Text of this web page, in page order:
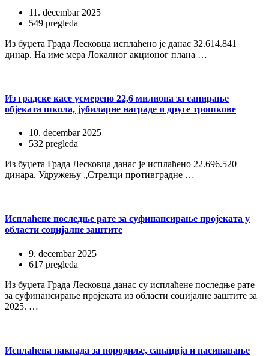
11. decembar 2025
549 pregleda
Из буџета Града Лесковца исплаћено је данас 32.614.841
динар. На име мера Локалног акционог плана …
Из градске касе усмерено 22,6 милиона за санирање
објеката школа, јубиларне награде и друге трошкове
10. decembar 2025
532 pregleda
Из буџета Града Лесковца данас је исплаћено 22.696.520
динара. Удружењу „Стрелци противградне …
Исплаћене последње рате за суфинансирање пројеката у
области социјалне заштите
9. decembar 2025
617 pregleda
Из буџета Града Лесковца данас су исплаћене последње рате
за суфинансирање пројеката из области социјалне заштите за
2025. …
Исплаћена накнада за породиље, санација и насипавање